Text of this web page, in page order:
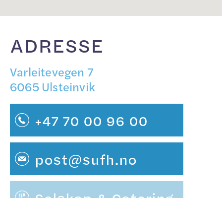
ADRESSE
Varleitevegen 7
6065 Ulsteinvik
+47 70 00 96 00
post@sufh.no